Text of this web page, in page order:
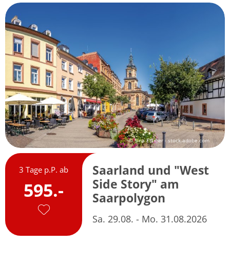
© Sina Ettmer - stock.adobe.com
3 Tage p.P. ab
595.-
Saarland und "West
Side Story" am
Saarpolygon
Sa. 29.08. - Mo. 31.08.2026